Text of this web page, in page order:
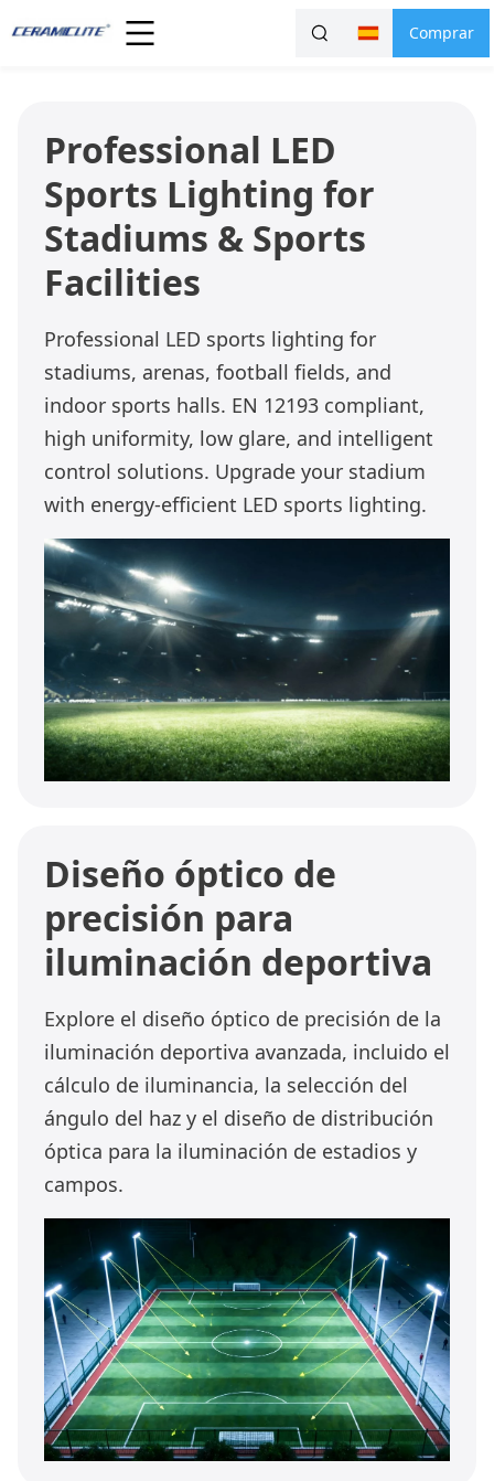
Comprar
Professional LED
Sports Lighting for
Stadiums & Sports
Facilities
Professional LED sports lighting for
stadiums, arenas, football fields, and
indoor sports halls. EN 12193 compliant,
high uniformity, low glare, and intelligent
control solutions. Upgrade your stadium
with energy-efficient LED sports lighting.
Diseño óptico de
precisión para
iluminación deportiva
Explore el diseño óptico de precisión de la
iluminación deportiva avanzada, incluido el
cálculo de iluminancia, la selección del
ángulo del haz y el diseño de distribución
óptica para la iluminación de estadios y
campos.